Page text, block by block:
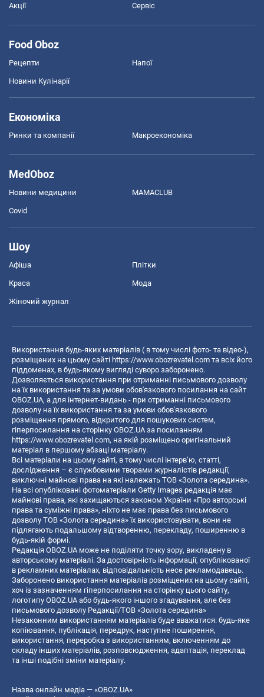
Акції Сервіс
Food Oboz
Рецепти Напої
Новини Кулінарії
Економіка
Ринки та компанії Макроекономіка
MedOboz
Новини медицини MAMACLUB
Covid
Шоу
Афіша Плітки
Краса Мода
Жіночий журнал
Використання будь-яких матеріалів ( в тому числі фото- та відео-),
розміщених на цьому сайті https://www.obozrevatel.com та всіх його
піддоменах, в будь-якому вигляді суворо заборонено.
Дозволяється використання при отриманні письмового дозволу
на їх використання та за умови обов'язкового посилання на сайт
OBOZ.UA, а для інтернет-видань - при отриманні письмового
дозволу на їх використання та за умови обов'язкового
розміщення прямого, відкритого для пошукових систем,
гіперпосилання на сторінку OBOZ.UA за посиланням
https://www.obozrevatel.com, на якій розміщено оригінальний
матеріал в першому абзаці матеріалу.
Всі матеріали на цьому сайті, в тому числі інтерв’ю, статті,
дослідження – є службовими творами журналістів редакції,
виключні майнові права на які належать ТОВ «Золота середина».
На всі опубліковані фотоматеріали Getty Images редакція має
майнові права, які захищаються законом України «Про авторські
права та суміжні права», ніхто не має права без письмового
дозволу ТОВ «Золота середина» їх використовувати, вони не
підлягають подальшому відтворенню, перекладу, поширенню в
будь-якій формі.
Редакція OBOZ.UA може не поділяти точку зору, викладену в
авторському матеріалі. За достовірність інформації, опублікованої
в рекламних матеріалах, відповідальність несе рекламодавець.
Заборонено використання матеріалів розміщених на цьому сайті,
хоч із зазначенням гіперпосилання на сторінку цього сайту,
логотипу OBOZ.UA або будь-якого іншого згадування, але без
письмового дозволу Редакції/ТОВ «Золота середина»
Незаконним використанням матеріалів буде вважатися: будь-яке
копiювання, публiкацiя, передрук, наступне поширення,
використання, переробка з використанням, включенням до
складу інших матеріалів, розповсюдження, адаптація, переклад
та інші подібні зміни матеріалу.
Назва онлайн медіа — «OBOZ.UA»